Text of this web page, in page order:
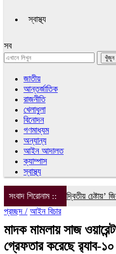
স্বাস্থ্য
সব
জাতীয়
আন্তর্জাতিক
রাজনীতি
খেলাধুলা
বিনোদন
গণমাধ্যম
অন্যান্য
আইন আদালত
ক্যাম্পাস
স্বাস্থ্য
সংবাদ শিরোনাম ::
ইলিয়াস আলীকে ‘দ্বিতীয় চেষ্টায়’
প্রচ্ছদ / আইন বিচার
মাদক মামলায় সাজ
গ্রেফতার করেছে র‌্যাব-১০